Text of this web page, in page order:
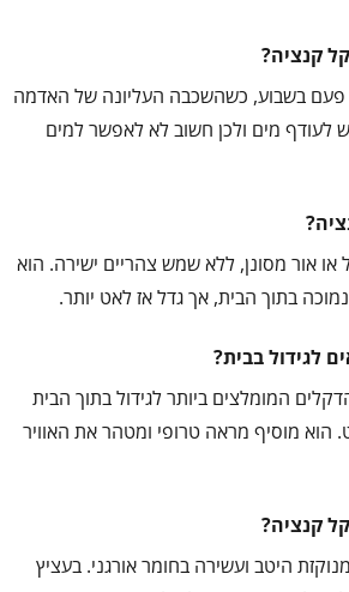
קנציה?
בשבוע, כשהשכבה העליונה של האדמה
לעודף מים ולכן חשוב לא לאפשר למים
אור מסונן, ללא שמש צהריים ישירה. הוא
בתוך הבית, אך גדל אז לאט יותר.
לגידול בבית?
המומלצים ביותר לגידול בתוך הבית
הוא מוסיף מראה טרופי ומטהר את האוויר
קנציה?
היטב ועשירה בחומר אורגני. בעציץ